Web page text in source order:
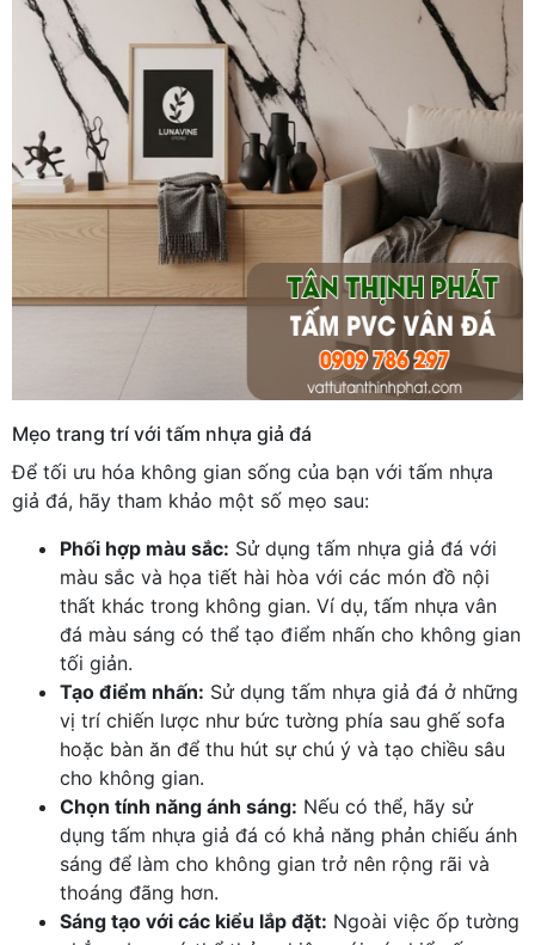
Mẹo trang trí với tấm nhựa giả đá
Để tối ưu hóa không gian sống của bạn với tấm nhựa
giả đá, hãy tham khảo một số mẹo sau:
Phối hợp màu sắc: Sử dụng tấm nhựa giả đá với
màu sắc và họa tiết hài hòa với các món đồ nội
thất khác trong không gian. Ví dụ, tấm nhựa vân
đá màu sáng có thể tạo điểm nhấn cho không gian
tối giản.
Tạo điểm nhấn: Sử dụng tấm nhựa giả đá ở những
vị trí chiến lược như bức tường phía sau ghế sofa
hoặc bàn ăn để thu hút sự chú ý và tạo chiều sâu
cho không gian.
Chọn tính năng ánh sáng: Nếu có thể, hãy sử
dụng tấm nhựa giả đá có khả năng phản chiếu ánh
sáng để làm cho không gian trở nên rộng rãi và
thoáng đãng hơn.
Sáng tạo với các kiểu lắp đặt: Ngoài việc ốp tường